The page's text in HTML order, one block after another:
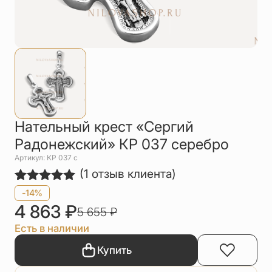
Цепи
Чётки
Шнурки на
Другое
Нательный крест «Сергий
Радонежский» КР 037 серебро
Артикул: КР 037 с
Рейтинг
5.00из 5
на основе
опроса
1
пользователя
(1 отзыв клиента)
-14%
4 863 ₽5 655₽
Есть в наличии
Купить